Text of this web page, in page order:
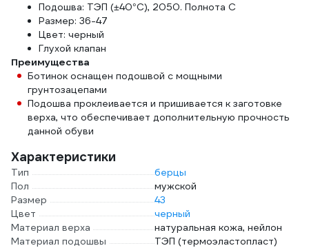
Подошва: ТЭП (±40°С), 2050. Полнота С
Размер: 36-47
Цвет: черный
Глухой клапан
Преимущества
Ботинок оснащен подошвой с мощными
грунтозацепами
Подошва проклеивается и пришивается к заготовке
верха, что обеспечивает дополнительную прочность
данной обуви
Характеристики
Тип
берцы
Пол
мужской
Размер
43
Цвет
черный
Материал верха
натуральная кожа, нейлон
Материал подошвы
ТЭП (термоэластопласт)